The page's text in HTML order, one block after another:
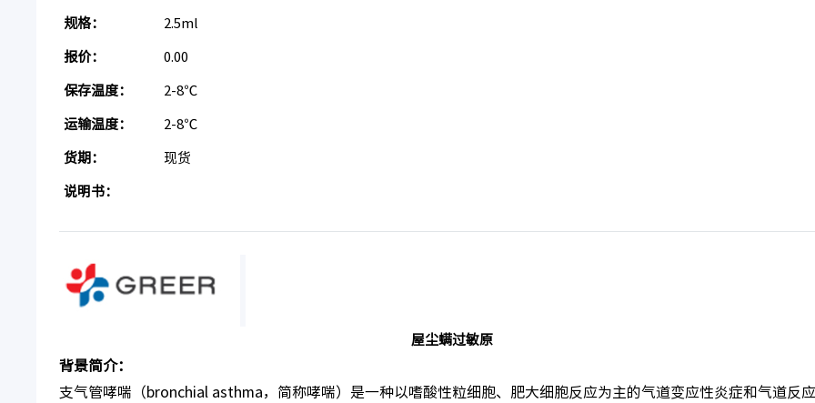
规格： 2.5ml
报价： 0.00
保存温度： 2-8℃
运输温度： 2-8℃
货期： 现货
说明书：
屋尘螨过敏原
背景简介：
支气管哮喘（bronchial asthma，简称哮喘）是一种以嗜酸性粒细胞、肥大细胞反应为主的气道变应性炎症和气道反